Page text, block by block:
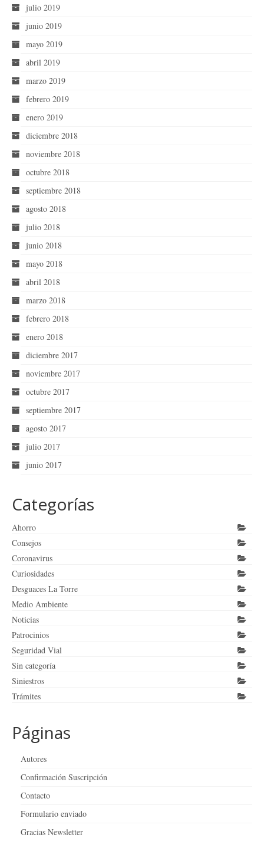
julio 2019
junio 2019
mayo 2019
abril 2019
marzo 2019
febrero 2019
enero 2019
diciembre 2018
noviembre 2018
octubre 2018
septiembre 2018
agosto 2018
julio 2018
junio 2018
mayo 2018
abril 2018
marzo 2018
febrero 2018
enero 2018
diciembre 2017
noviembre 2017
octubre 2017
septiembre 2017
agosto 2017
julio 2017
junio 2017
Categorías
Ahorro
Consejos
Coronavirus
Curiosidades
Desguaces La Torre
Medio Ambiente
Noticias
Patrocinios
Seguridad Vial
Sin categoría
Siniestros
Trámites
Páginas
Autores
Confirmación Suscripción
Contacto
Formulario enviado
Gracias Newsletter